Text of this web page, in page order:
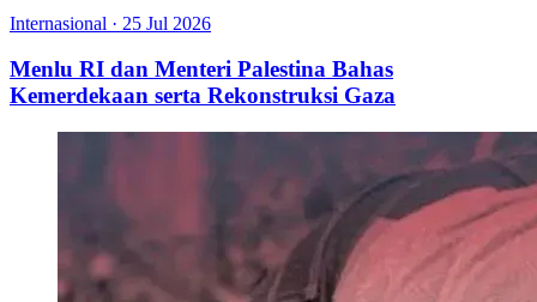
Internasional · 25 Jul 2026
Menlu RI dan Menteri Palestina Bahas
Kemerdekaan serta Rekonstruksi Gaza